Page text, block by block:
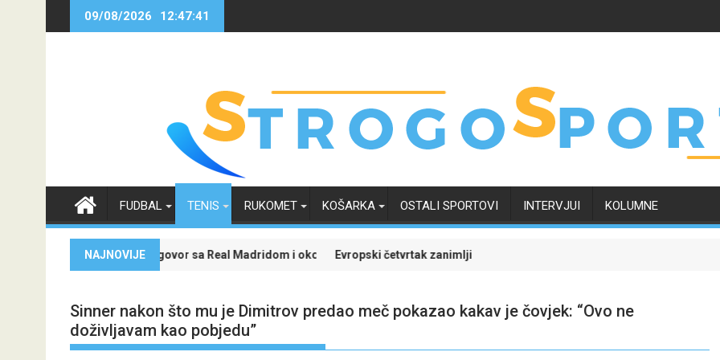
09/08/2026 12:47:41
FUDBAL TENIS RUKOMET KOŠARKA OSTALI SPORTOVI INTERVJUI KOLUMNE
NAJNOVIJE
novi ugovor sa Real Madridom i okončao neizvijesnost oko svoje budućnostiEvropski četvrtak zanimljiviji uz Meridian: Isprati borbu za grupnu fazu uz najveće kvote
Sinner nakon što mu je Dimitrov predao meč pokazao kakav je čovjek: “Ovo ne
doživljavam kao pobjedu”